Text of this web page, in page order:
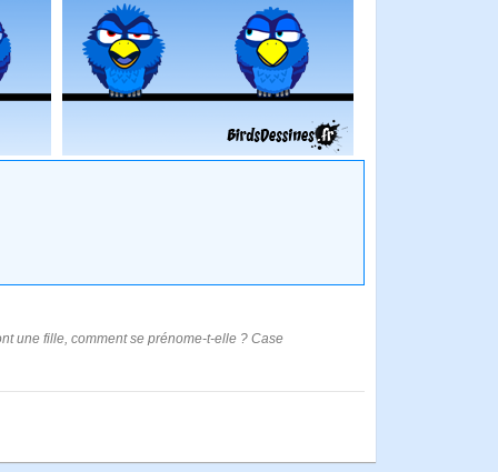
une fille, comment se prénome-t-elle ? Case